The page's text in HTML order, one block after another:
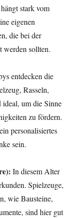
stark vom
eigenen
die bei der
werden sollten.
entdecken die
Rasseln,
um die Sinne
zu fördern.
personalisiertes
sein.
In diesem Alter
Spielzeuge,
wie Bausteine,
sind hier gut